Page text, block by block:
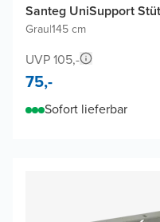
Santeg UniSupport
Grau|145 cm
UVP 105,-
75,-
Sofort lieferbar